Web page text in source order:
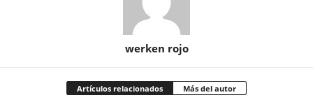
werken rojo
Artículos relacionados Más del autor